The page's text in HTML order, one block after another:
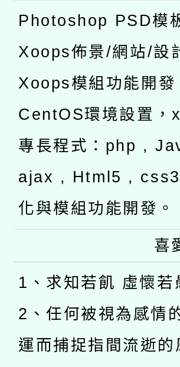
Photoshop PSD模
Xoops佈景/網站/設
Xoops模組功能開發
CentOS環境設置，
專長程式：php ,
ajax , Html5 ,
化與模組功能開發。
喜
1、求知若飢 虛懷若
2、任何被視為感情
運而捕捉指間流逝的